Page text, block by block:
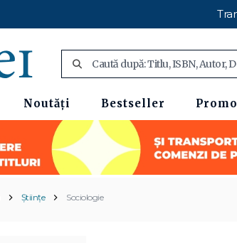
Noutăți Bestseller
Științe Sociologie